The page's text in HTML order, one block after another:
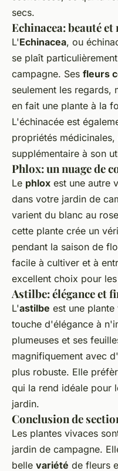
secs.
Echinacea: beauté
L'Echinacea, ou
se plaît
campagne. Ses fleurs
seulement les regards,
en fait une plante à la
L'échinacée est
propriétés
supplémentaire à son
Phlox: un nuage de
Le phlox est une autre
dans votre jardin de
varient du blanc au
cette plante crée un
pendant la saison de
facile à cultiver et à
excellent choix pour
Astilbe: élégance et
L'astilbe est une
touche d'élégance à
plumeuses et ses
magnifiquement avec
plus robuste. Elle
qui la rend idéale pour
jardin.
Conclusion de
Les plantes vivaces
jardin de campagne.
belle variété de fleurs